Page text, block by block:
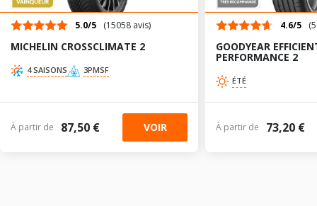
5.0/5 (15058 avis)
MICHELIN CROSSCLIMATE 2
4 SAISONS 3PMSF
À partir de 87,50 € VOIR
4.6/5
GOODYEAR
PERFORMANCE 2
ÉTÉ
À partir de 73,20 €